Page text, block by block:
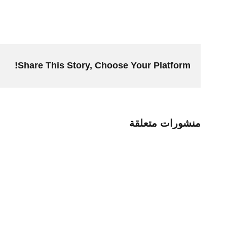
Share This Story, Choose Your Platform!
منشورات متعلقة